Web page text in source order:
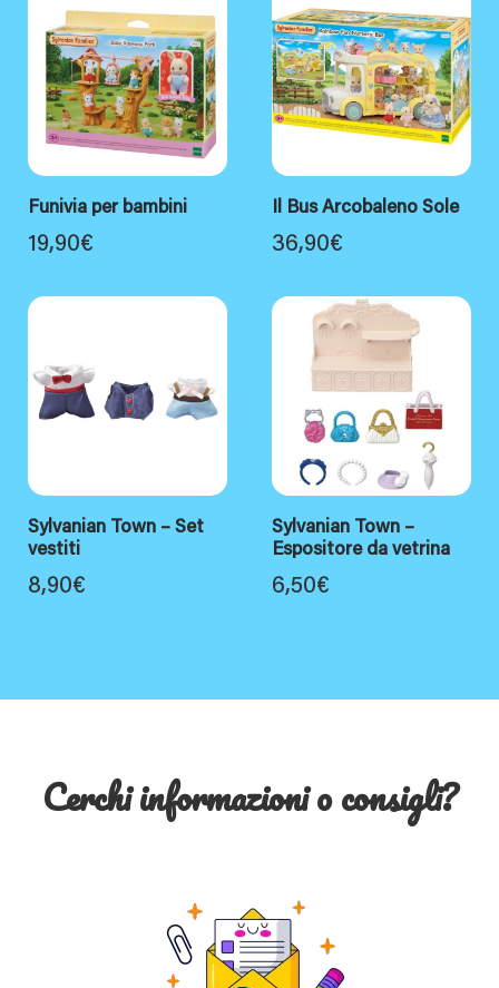
Funivia per bambini
19,90€
Il Bus Arcobaleno Sole
36,90€
Sylvanian Town – Set
vestiti
8,90€
Sylvanian Town –
Espositore da vetrina
6,50€
Cerchi informazioni o consigli?